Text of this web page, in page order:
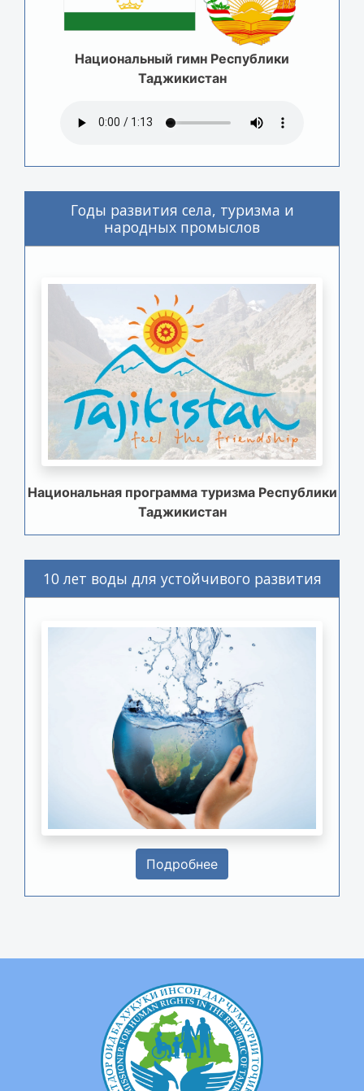
Национальный гимн Республики
Таджикистан
Годы развития села, туризма и
народных промыслов
Национальная программа туризма Республики
Таджикистан
10 лет воды для устойчивого развития
Подробнее